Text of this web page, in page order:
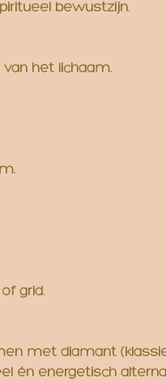
bewustzijn.
het lichaam.
grid.
met diamant
én energetisch